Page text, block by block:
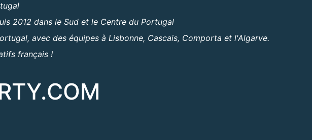
2012 dans le Sud et le Centre du Portugal
avec des équipes à Lisbonne, Cascais, Comporta et l'Algarve.
français !